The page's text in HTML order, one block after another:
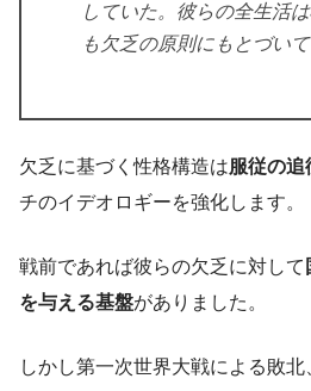
していた。彼らの全生活
も欠乏の原則にもとづいて
欠乏に基づく性格構造は服従の追
チのイデオロギーを強化します。
戦前であれば彼らの欠乏に対して
を与える基盤がありました。
しかし第一次世界大戦による敗